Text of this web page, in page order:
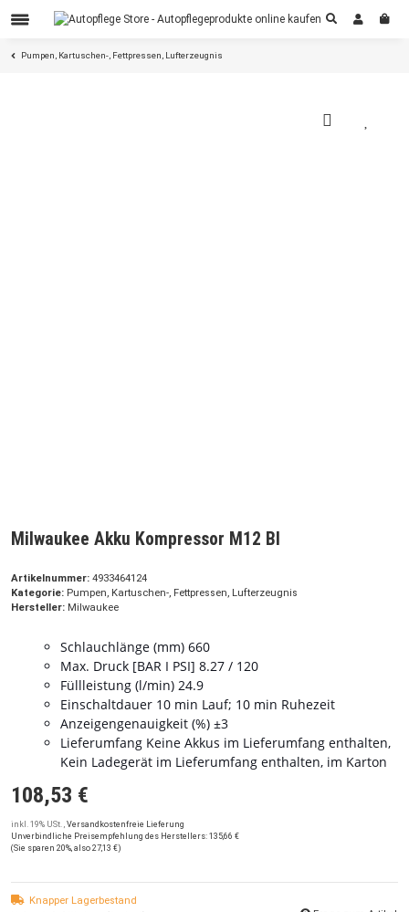
Pumpen, Kartuschen-, Fettpressen, Lufterzeugnis
Milwaukee Akku Kompressor M12 BI
Artikelnummer: 4933464124
Kategorie: Pumpen, Kartuschen-, Fettpressen, Lufterzeugnis
Hersteller: Milwaukee
Schlauchlänge (mm) 660
Max. Druck [BAR I PSI] 8.27 / 120
Füllleistung (l/min) 24.9
Einschaltdauer 10 min Lauf; 10 min Ruhezeit
Anzeigengenauigkeit (%) ±3
Lieferumfang Keine Akkus im Lieferumfang enthalten,
Kein Ladegerät im Lieferumfang enthalten, im Karton
108,53 €
inkl. 19% USt. , Versandkostenfreie Lieferung
Unverbindliche Preisempfehlung des Herstellers: 135,66 €
(Sie sparen 20%, also 27,13 €)
Knapper Lagerbestand